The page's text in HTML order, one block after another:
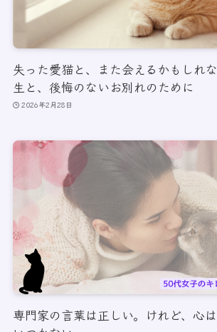
失った愛猫と、また会えるかもしれ
生と、後悔のないお別れのために
2026年2月28日
専門家の言葉は正しい。けれど、心